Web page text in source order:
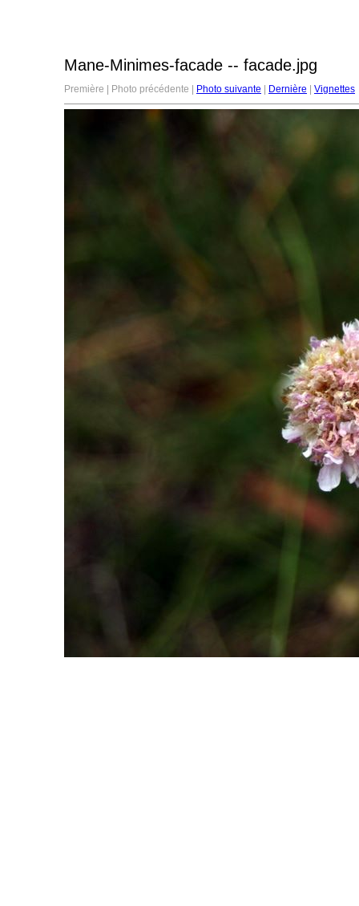
Mane-Minimes-facade -- facade.jpg
Première | Photo précédente | Photo suivante Dernière Vignettes